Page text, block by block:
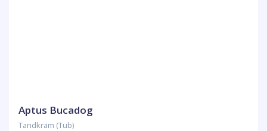
Aptus Bucadog
Tandkräm (Tub)